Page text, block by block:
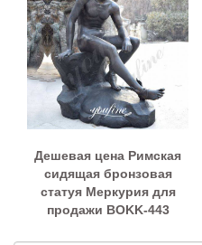
Дешевая цена Римская
сидящая бронзовая
статуя Меркурия для
продажи BOKK-443